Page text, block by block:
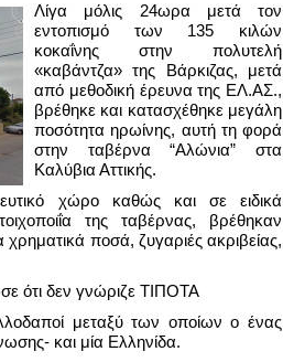
Λίγα μόλις 24ωρα μετά τον
εντοπισμό των 135 κιλών
κοκαΐνης στην πολυτελή
«καβάντζα» της Βάρκιζας, μετά
από μεθοδική έρευνα της ΕΛ.ΑΣ.,
βρέθηκε και κατασχέθηκε μεγάλη
ποσότητα ηρωίνης, αυτή τη φορά
στην ταβέρνα “Αλώνια” στα
Καλύβια Αττικής.
χώρο καθώς και σε ειδικά
της ταβέρνας, βρέθηκαν
ποσά, ζυγαριές ακριβείας,
ότι δεν γνώριζε ΤΙΠΟΤΑ
μεταξύ των οποίων ο ένας
και μία Ελληνίδα.